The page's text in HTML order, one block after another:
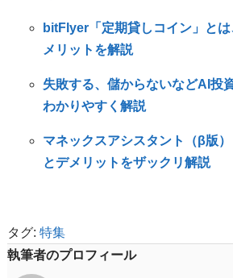
bitFlyer「定期貸しコイン」と
メリットを解説
失敗する、儲からないなどAI投
わかりやすく解説
マネックスアシスタント（β版
とデメリットをザックリ解説
タグ: 特集
執筆者のプロフィール